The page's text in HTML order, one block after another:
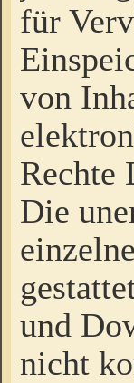
für
von
Rechte
Die
und
nicht